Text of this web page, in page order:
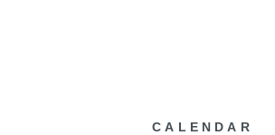
CALENDAR